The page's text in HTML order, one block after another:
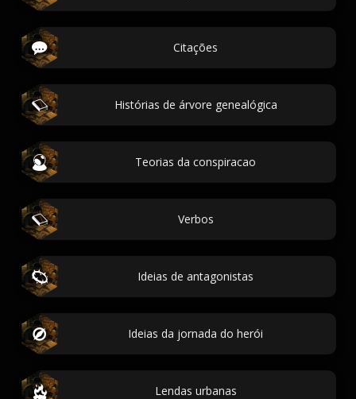
Citações
Histórias de árvore genealógica
Teorias da conspiracao
Verbos
Ideias de antagonistas
Ideias da jornada do herói
Lendas urbanas